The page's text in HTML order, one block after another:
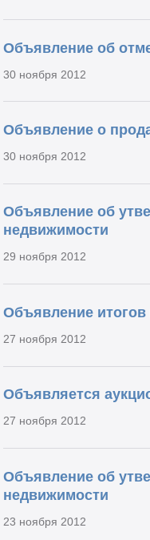
Объявление об
30 ноября 2012
Объявление о
30 ноября 2012
Объявление об
недвижимости
29 ноября 2012
Объявление
27 ноября 2012
Объявляется
27 ноября 2012
Объявление об
недвижимости
23 ноября 2012